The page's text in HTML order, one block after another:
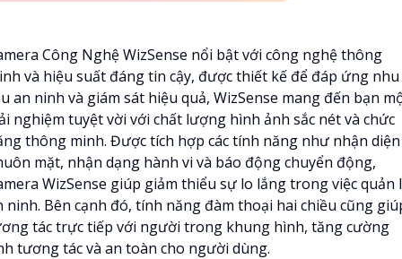
Công Nghệ WizSense nổi bật với công nghệ thông
và hiệu suất đáng tin cậy, được thiết kế để đáp ứng nhu
an ninh và giám sát hiệu quả, WizSense mang đến bạn
nghiệm tuyệt vời với chất lượng hình ảnh sắc nét và chức
thông minh. Được tích hợp các tính năng như nhận diện
mặt, nhận dạng hành vi và báo động chuyển động,
WizSense giúp giảm thiểu sự lo lắng trong việc quản
ninh. Bên cạnh đó, tính năng đàm thoại hai chiều cũng
tác trực tiếp với người trong khung hình, tăng cường
tương tác và an toàn cho người dùng.